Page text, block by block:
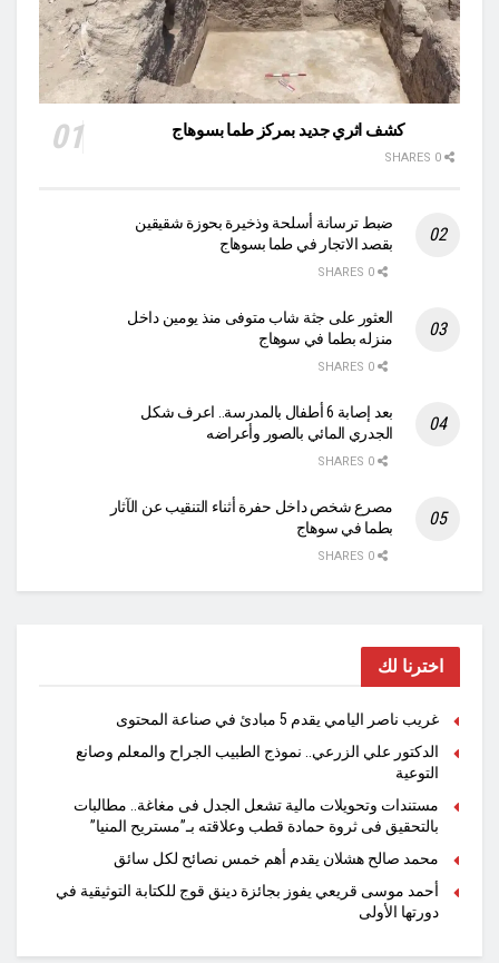
كشف اثري جديد بمركز طما بسوهاج
ضبط ترسانة أسلحة وذخيرة بحوزة شقيقين
بقصد الاتجار في طما بسوهاج
العثور على جثة شاب متوفى منذ يومين داخل
منزله بطما في سوهاج
بعد إصابة 6 أطفال بالمدرسة.. اعرف شكل
الجدري المائي بالصور وأعراضه
مصرع شخص داخل حفرة أثناء التنقيب عن الآثار
بطما في سوهاج
اخترنا لك
غريب ناصر اليامي يقدم 5 مبادئ في صناعة المحتوى
الدكتور علي الزرعي.. نموذج الطبيب الجراح والمعلم وصانع
التوعية
مستندات وتحويلات مالية تشعل الجدل فى مغاغة.. مطالبات
بالتحقيق فى ثروة حمادة قطب وعلاقته بـ”مستريح المنيا”
محمد صالح هشلان يقدم أهم خمس نصائح لكل سائق
أحمد موسى قريعي يفوز بجائزة دينق قوج للكتابة التوثيقية في
دورتها الأولى